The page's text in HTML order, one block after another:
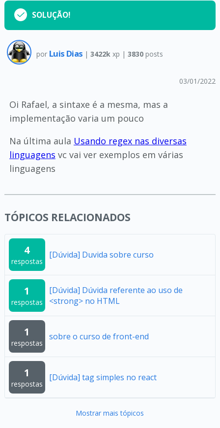
SOLUÇÃO!
por Luis Dias | 3422k xp | 3830posts
03/01/2022
Oi Rafael, a sintaxe é a mesma, mas a
implementação varia um pouco
Na última aula Usando regex nas diversas
linguagens vc vai ver exemplos em várias
linguagens
TÓPICOS RELACIONADOS
4
respostas
[Dúvida] Duvida sobre curso
1
respostas
[Dúvida] Dúvida referente ao uso de
<strong> no HTML
1
respostas
sobre o curso de front-end
1
respostas
[Dúvida] tag simples no react
Mostrar mais tópicos